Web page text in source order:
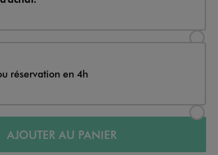
réservation en 4h
AJOUTER AU PANIER